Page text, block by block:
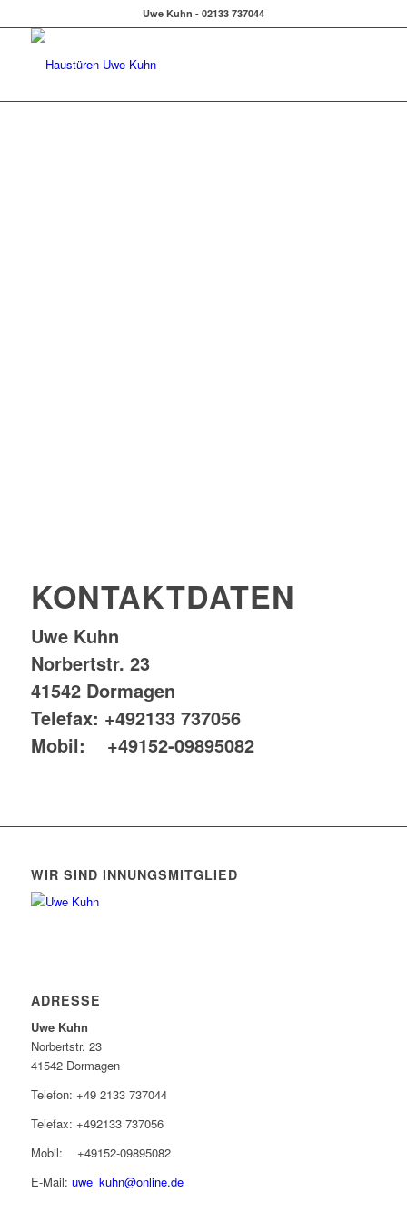
Uwe Kuhn - 02133 737044
KONTAKTDATEN
Uwe Kuhn
Norbertstr. 23
41542 Dormagen
Telefax: +492133 737056
Mobil: +49152-09895082
WIR SIND INNUNGSMITGLIED
ADRESSE
Uwe Kuhn
Norbertstr. 23
41542 Dormagen
Telefon: +49 2133 737044
Telefax: +492133 737056
Mobil: +49152-09895082
E-Mail: uwe_kuhn@online.de